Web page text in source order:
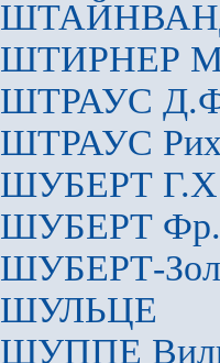
ШТИРНЕР
ШТРАУС
ШТРАУС
ШУБЕРТ
ШУБЕРТ Фр.
ШУБЕРТ-
ШУЛЬЦЕ
ШУППЕ